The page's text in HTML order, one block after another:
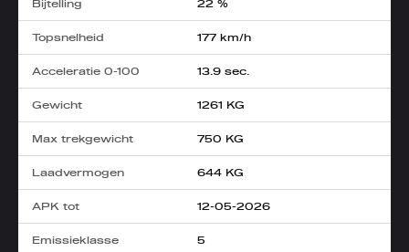
Bijtelling 22 %
Topsnelheid 177 km/h
Acceleratie 0-100 13.9 sec.
Gewicht 1261 KG
Max trekgewicht 750 KG
Laadvermogen 644 KG
APK tot 12-05-2026
Emissieklasse 5